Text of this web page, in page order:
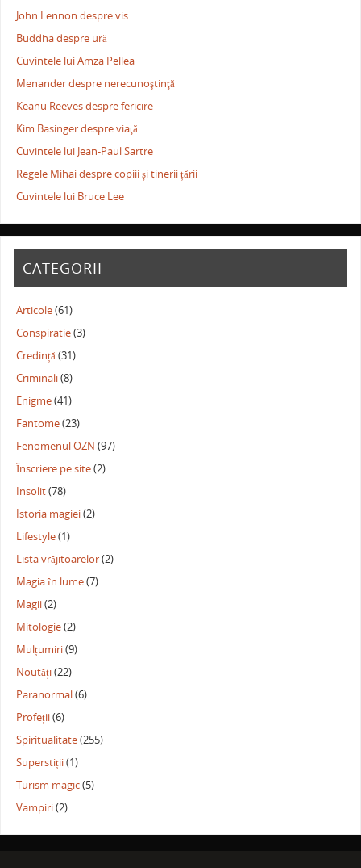
John Lennon despre vis
Buddha despre ură
Cuvintele lui Amza Pellea
Menander despre nerecunoştinţă
Keanu Reeves despre fericire
Kim Basinger despre viaţă
Cuvintele lui Jean-Paul Sartre
Regele Mihai despre copiii și tinerii țării
Cuvintele lui Bruce Lee
CATEGORII
Articole(61)
Conspiratie(3)
Credință(31)
Criminali(8)
Enigme(41)
Fantome(23)
Fenomenul OZN (97)
Înscriere pe site(2)
Insolit(78)
Istoria magiei(2)
Lifestyle(1)
Lista vrăjitoarelor(2)
Magia în lume(7)
Magii(2)
Mitologie(2)
Mulțumiri(9)
Noutăți(22)
Paranormal(6)
Profeții(6)
Spiritualitate(255)
Superstiții(1)
Turism magic(5)
Vampiri(2)